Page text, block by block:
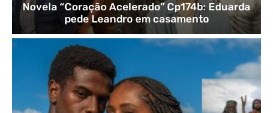
Novela “Coração Acelerado” Cp174b: Eduarda
pede Leandro em casamento